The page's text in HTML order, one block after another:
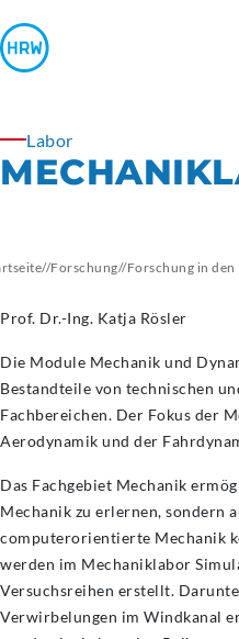
Labor
//Forschung//Forschung in
Prof. Dr.-Ing. Katja Rösler
Die Module Mechanik und
Bestandteile von technischen
Fachbereichen. Der Fokus der
Aerodynamik und der
Das Fachgebiet Mechanik
Mechanik zu erlernen, sondern
computerorientierte Mechanik
werden im Mechaniklabor
Versuchsreihen erstellt.
Verwirbelungen im Windkanal